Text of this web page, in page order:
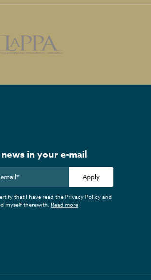
in your e-mail
Apply
that I have read the Privacy Policy and
myself therewith.Read more